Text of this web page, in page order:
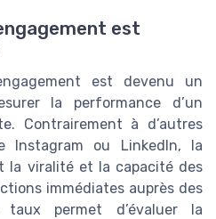
est
est devenu un
la performance d’un
Contrairement à d’autres
Instagram ou LinkedIn, la
la viralité et la capacité des
immédiates auprès des
permet d’évaluer la